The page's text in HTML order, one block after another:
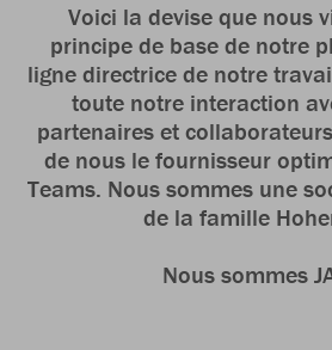
Voici la devise que nous
principe de base de notre
ligne directrice de notre
toute notre interaction
partenaires et
de nous le fournisseur
Teams. Nous sommes une
de la famille
Nous sommes